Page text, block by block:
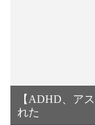
【ADHD、ア
れた